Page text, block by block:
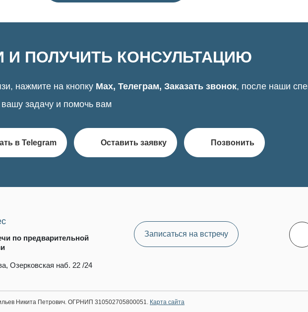
И ПОЛУЧИТЬ КОНСУЛЬТАЦИЮ
нажмите на кнопку Max, Телеграм, Заказать звонок, после наши
задачу и помочь вам
в Telegram Оставить заявку Позвонить
по предварительной
Озерковская наб. 22 /24
Записаться на встречу
Никита Петрович. ОГРНИП 310502705800051. Карта сайта